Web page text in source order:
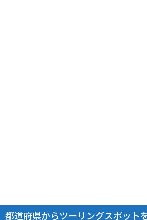
都道府県からツーリングスポット